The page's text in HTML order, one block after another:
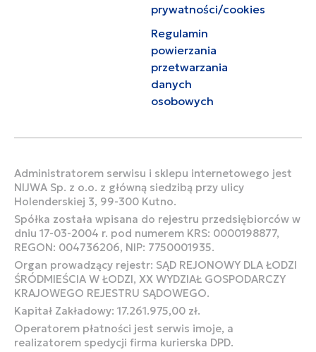
prywatności/cookies
Regulamin
powierzania
przetwarzania
danych
osobowych
Administratorem serwisu i sklepu internetowego jest
NIJWA Sp. z o.o. z główną siedzibą przy ulicy
Holenderskiej 3, 99-300 Kutno.
Spółka została wpisana do rejestru przedsiębiorców w
dniu 17-03-2004 r. pod numerem KRS: 0000198877,
REGON: 004736206, NIP: 7750001935.
Organ prowadzący rejestr: SĄD REJONOWY DLA ŁODZI
ŚRÓDMIEŚCIA W ŁODZI, XX WYDZIAŁ GOSPODARCZY
KRAJOWEGO REJESTRU SĄDOWEGO.
Kapitał Zakładowy: 17.261.975,00 zł.
Operatorem płatności jest serwis imoje, a
realizatorem spedycji firma kurierska DPD.